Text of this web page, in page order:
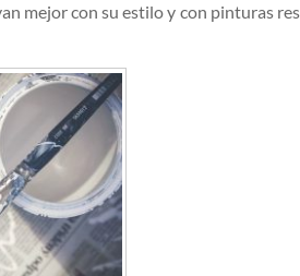
mejor con su estilo y con pinturas